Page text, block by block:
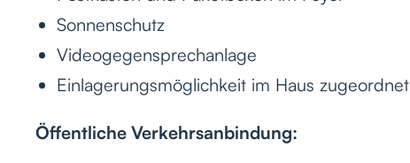
Sonnenschutz
Videogegensprechanlage
Einlagerungsmöglichkeit im Haus zugeordnet
Öffentliche Verkehrsanbindung: